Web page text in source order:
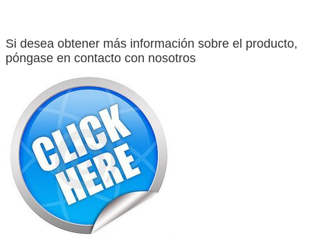
Si desea obtener más información sobre el producto,
póngase en contacto con nosotros